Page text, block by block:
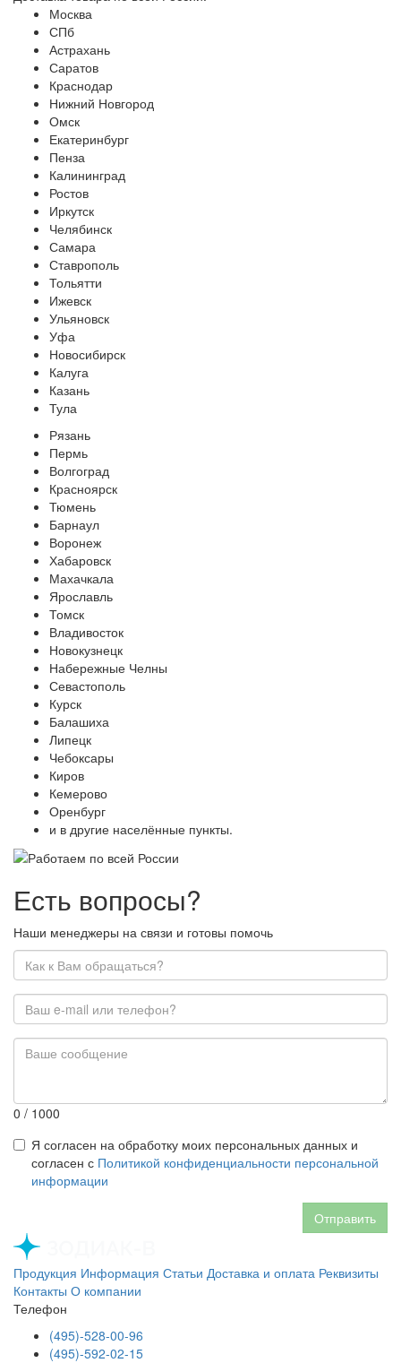
Москва
СПб
Астрахань
Саратов
Краснодар
Нижний Новгород
Омск
Екатеринбург
Пенза
Калининград
Ростов
Иркутск
Челябинск
Самара
Ставрополь
Тольятти
Ижевск
Ульяновск
Уфа
Новосибирск
Калуга
Казань
Тула
Рязань
Пермь
Волгоград
Красноярск
Тюмень
Барнаул
Воронеж
Хабаровск
Махачкала
Ярославль
Томск
Владивосток
Новокузнецк
Набережные Челны
Севастополь
Курск
Балашиха
Липецк
Чебоксары
Киров
Кемерово
Оренбург
и в другие населённые пункты.
Есть вопросы?
Наши менеджеры на связи и готовы помочь
0 / 1000
Я согласен на обработку моих персональных данных и
согласен с Политикой конфиденциальности персональной
информации
Отправить
Продукция Информация Статьи Доставка и оплата Реквизиты
Контакты О компании
Телефон
(495)-528-00-96
(495)-592-02-15